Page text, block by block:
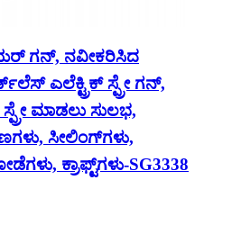
ಗನ್, ನವೀಕರಿಸಿದ
ಎಲೆಕ್ಟ್ರಿಕ್ ಸ್ಪ್ರೇ ಗನ್,
ಮಾಡಲು ಸುಲಭ,
ಸೀಲಿಂಗ್‌ಗಳು,
ಕ್ರಾಫ್ಟ್‌ಗಳು-SG3338